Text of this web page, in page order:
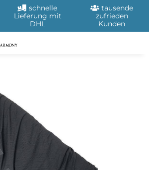
schnelle
Lieferung mit
DHL
tausende
zufrieden
Kunden